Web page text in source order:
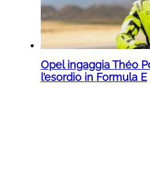
Opel ingaggia Théo
l’esordio in Formula E